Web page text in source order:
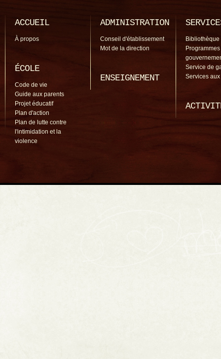
ACCUEIL
À propos
ÉCOLE
Code de vie
Guide aux parents
Projet éducatif
Plan d'action
Plan de lutte contre
l'intimidation et la
violence
ADMINISTRATION
Conseil d'établissement
Mot de la direction
ENSEIGNEMENT
Bibliothèque
Programmes
Service de
Services